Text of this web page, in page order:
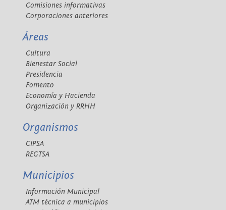
Comisiones informativas
Corporaciones anteriores
Áreas
Cultura
Bienestar Social
Presidencia
Fomento
Economía y Hacienda
Organización y RRHH
Organismos
CIPSA
REGTSA
Municipios
Información Municipal
ATM técnica a municipios